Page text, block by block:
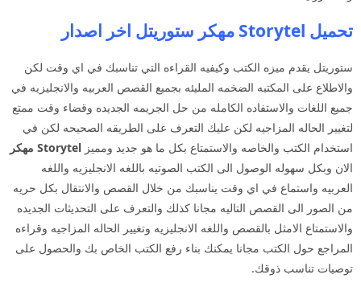
تحميل Storytel مهكر ستوريتل اخر اصدار
ستوريتل يقدم ميزه الكتب وكيفيه القراءه التي تناسبك في اي وقت لكن
والاطلاع على المكتبه الضخمه المليئه بجميع القصص العربيه والانجليزيه في
جميع اللغات والاستفاده الكامله من حل الجريمه الجديده وقضاء وقت ممتع
لتغيير الحاله المزاجيه لكن عليك التعرف على الطريقه الصحيحه لكن في
استخدام الكتب والخاصه والاستمتاع بكل ما هو جديد ومميز Storytel مهكر
الان وبكل سهوله الوصول الى الكتب الصوتيه باللغه الانجليزيه واللغه
العربيه واستماع في اي وقت يناسبك من خلال القصص والانتقال بكل حريه
من الصور الى القصص التاليه مجانا كذلك والتعرف على التحديثات الجديده
والاستمتاع الامثل بالقصص واللغه الانجليزيه وتغيير الحاله المزاجيه وقراءه
المراجع حول الكتب مجانا يمكنك بناء رفع الكتب الخاص بك والحصول على
توصيات تناسب ذوقك.